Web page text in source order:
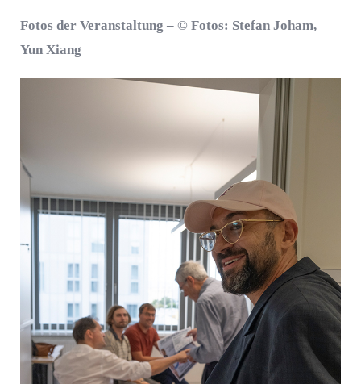
Fotos der Veranstaltung – © Fotos: Stefan Joham,
Yun Xiang